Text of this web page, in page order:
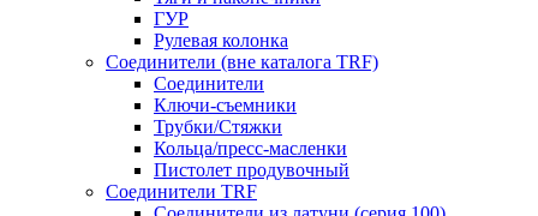
ГУР
Рулевая колонка
Соединители (вне каталога TRF)
Соединители
Ключи-cъемники
Трубки/Стяжки
Кольца/пресс-масленки
Пистолет продувочный
Соединители TRF